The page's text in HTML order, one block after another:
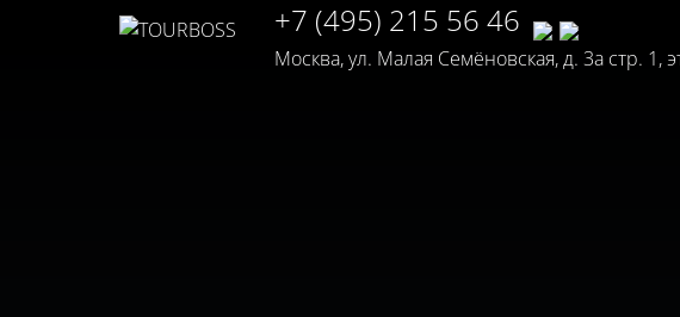
+7 (495) 215 56 46
Москва, ул. Малая Семёновская, д. 3а стр. 1,